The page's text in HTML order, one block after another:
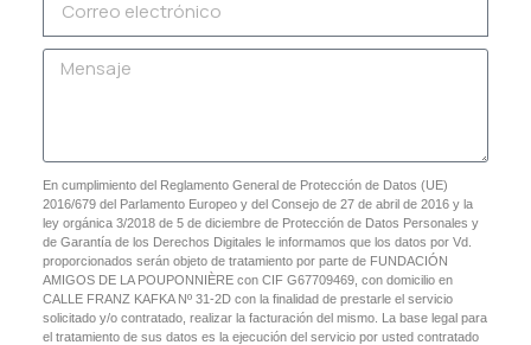
En cumplimiento del Reglamento General de Protección de Datos (UE)
2016/679 del Parlamento Europeo y del Consejo de 27 de abril de 2016 y la
ley orgánica 3/2018 de 5 de diciembre de Protección de Datos Personales y
de Garantía de los Derechos Digitales le informamos que los datos por Vd.
proporcionados serán objeto de tratamiento por parte de FUNDACIÓN
AMIGOS DE LA POUPONNIÈRE con CIF G67709469, con domicilio en
CALLE FRANZ KAFKA Nº 31-2D con la finalidad de prestarle el servicio
solicitado y/o contratado, realizar la facturación del mismo. La base legal para
el tratamiento de sus datos es la ejecución del servicio por usted contratado